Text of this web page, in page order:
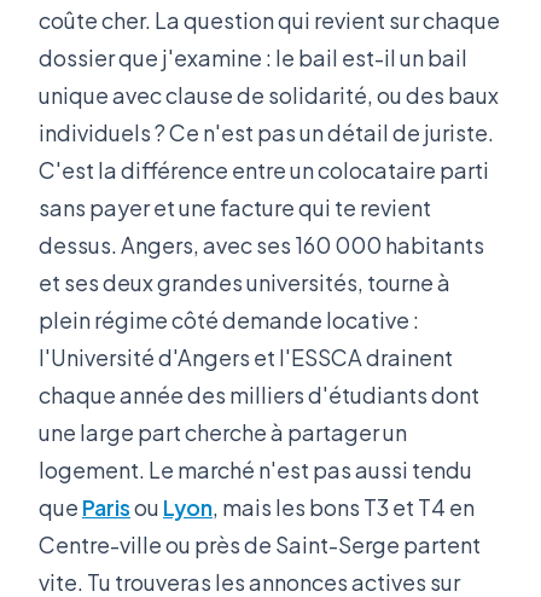
coûte cher. La question qui revient sur chaque
dossier que j'examine : le bail est-il un bail
unique avec clause de solidarité, ou des baux
individuels ? Ce n'est pas un détail de juriste.
C'est la différence entre un colocataire parti
sans payer et une facture qui te revient
dessus. Angers, avec ses 160 000 habitants
et ses deux grandes universités, tourne à
plein régime côté demande locative :
l'Université d'Angers et l'ESSCA drainent
chaque année des milliers d'étudiants dont
une large part cherche à partager un
logement. Le marché n'est pas aussi tendu
que Parisou Lyon, mais les bons T3 et T4 en
Centre-ville ou près de Saint-Serge partent
vite. Tu trouveras les annonces actives sur